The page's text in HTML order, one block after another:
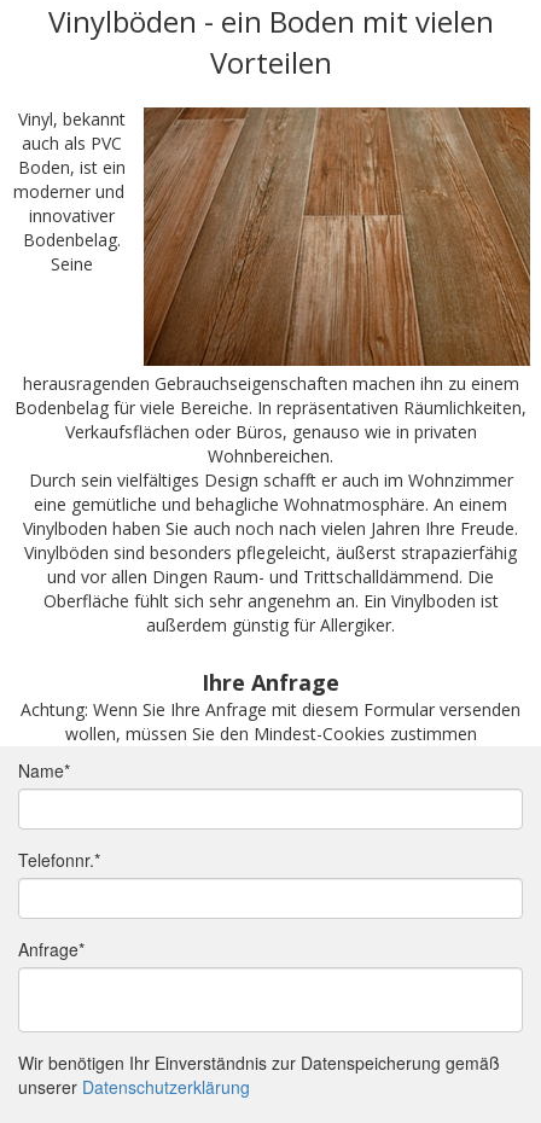
Vinylböden - ein Boden mit vielen
Vorteilen
Vinyl, bekannt
auch als PVC
Boden, ist ein
moderner und
innovativer
Bodenbelag.
Seine
herausragenden Gebrauchseigenschaften machen ihn zu einem
Bodenbelag für viele Bereiche. In repräsentativen Räumlichkeiten,
Verkaufsflächen oder Büros, genauso wie in privaten
Wohnbereichen.
Durch sein vielfältiges Design schafft er auch im Wohnzimmer
eine gemütliche und behagliche Wohnatmosphäre. An einem
Vinylboden haben Sie auch noch nach vielen Jahren Ihre Freude.
Vinylböden sind besonders pflegeleicht, äußerst strapazierfähig
und vor allen Dingen Raum- und Trittschalldämmend. Die
Oberfläche fühlt sich sehr angenehm an. Ein Vinylboden ist
außerdem günstig für Allergiker.
Ihre Anfrage
Achtung: Wenn Sie Ihre Anfrage mit diesem Formular versenden
wollen, müssen Sie den Mindest-Cookies zustimmen